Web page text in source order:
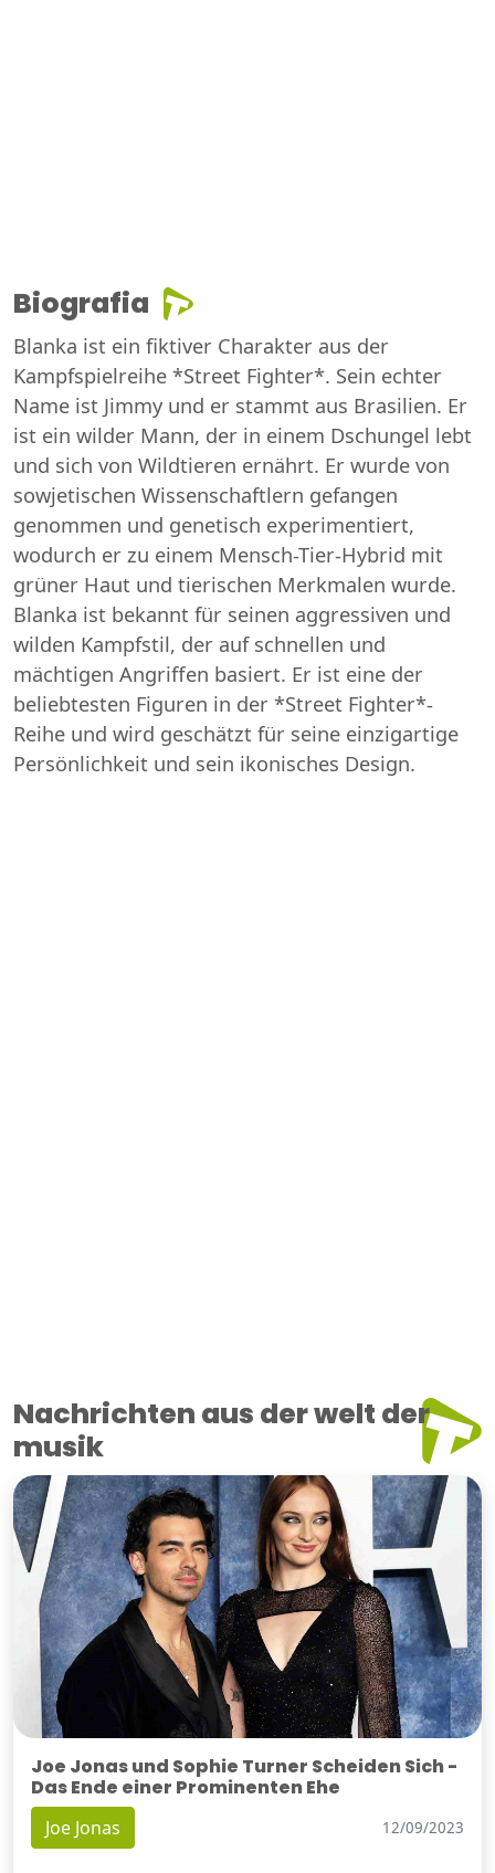
Biografia
Blanka ist ein fiktiver Charakter aus der
Kampfspielreihe *Street Fighter*. Sein echter
Name ist Jimmy und er stammt aus Brasilien. Er
ist ein wilder Mann, der in einem Dschungel lebt
und sich von Wildtieren ernährt. Er wurde von
sowjetischen Wissenschaftlern gefangen
genommen und genetisch experimentiert,
wodurch er zu einem Mensch-Tier-Hybrid mit
grüner Haut und tierischen Merkmalen wurde.
Blanka ist bekannt für seinen aggressiven und
wilden Kampfstil, der auf schnellen und
mächtigen Angriffen basiert. Er ist eine der
beliebtesten Figuren in der *Street Fighter*-
Reihe und wird geschätzt für seine einzigartige
Persönlichkeit und sein ikonisches Design.
Nachrichten aus der welt der
musik
Joe Jonas und Sophie Turner Scheiden Sich -
Das Ende einer Prominenten Ehe
Joe Jonas 12/09/2023